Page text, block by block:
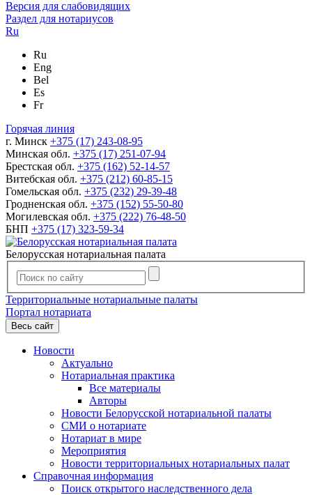
Версия для слабовидящих
Раздел для нотариусов
Ru
Ru
Eng
Bel
Es
Fr
Горячая линия
г. Минск +375 (17) 243-08-95
Минская обл. +375 (17) 251-07-94
Брестская обл. +375 (162) 52-14-57
Витебская обл. +375 (212) 60-85-15
Гомельская обл. +375 (232) 29-39-48
Гродненская обл. +375 (152) 55-50-80
Могилевская обл. +375 (222) 76-48-50
БНП +375 (17) 323-59-34
Белорусская нотариальная палата
Территориальные нотариальные палаты
Портал нотариата
Весь сайт
Новости
Актуально
Нотариальная практика
Все материалы
Авторы
Новости Белорусской нотариальной палаты
СМИ о нотариате
Нотариат в мире
Мероприятия
Новости территориальных нотариальных палат
Справочная информация
Поиск открытого наследственного дела